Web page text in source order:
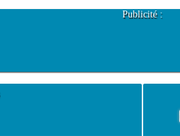
Publicité :